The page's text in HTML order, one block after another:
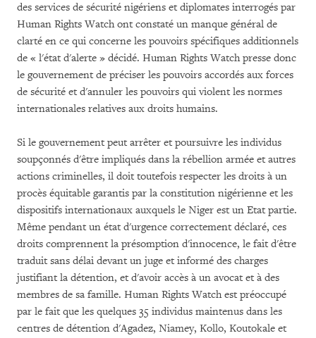
des services de sécurité nigériens et diplomates interrogés par
Human Rights Watch ont constaté un manque général de
clarté en ce qui concerne les pouvoirs spécifiques additionnels
de « l'état d'alerte » décidé. Human Rights Watch presse donc
le gouvernement de préciser les pouvoirs accordés aux forces
de sécurité et d'annuler les pouvoirs qui violent les normes
internationales relatives aux droits humains.
Si le gouvernement peut arrêter et poursuivre les individus
soupçonnés d'être impliqués dans la rébellion armée et autres
actions criminelles, il doit toutefois respecter les droits à un
procès équitable garantis par la constitution nigérienne et les
dispositifs internationaux auxquels le Niger est un Etat partie.
Même pendant un état d'urgence correctement déclaré, ces
droits comprennent la présomption d'innocence, le fait d'être
traduit sans délai devant un juge et informé des charges
justifiant la détention, et d'avoir accès à un avocat et à des
membres de sa famille. Human Rights Watch est préoccupé
par le fait que les quelques 35 individus maintenus dans les
centres de détention d'Agadez, Niamey, Kollo, Koutokale et